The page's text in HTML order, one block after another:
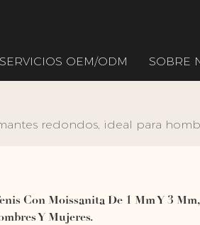
SERVICIOS OEM/ODM SOBRE
redondos, ideal para
Con Moissanita De 1 Mm Y 3
Y Mujeres.